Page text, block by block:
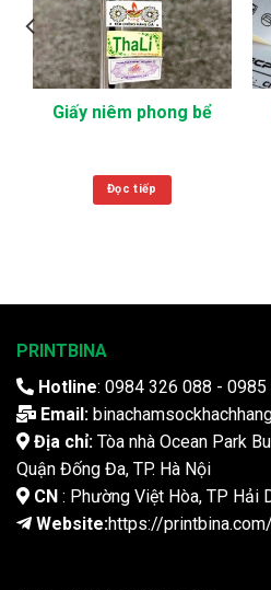
Giấy niêm phong bể
Đọc tiếp
PRINTBINA
Hotline: 0984 326 088 -
Email:
Địa chỉ: Tòa nhà Ocean Park
Quận Đống Đa, TP. Hà Nội
CN : Phường Việt Hòa, TP Hải
Website:https://printbina.com/